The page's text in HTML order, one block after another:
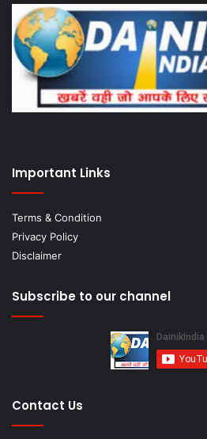
Important Links
Terms & Condition
Privacy Policy
Disclaimer
Subscribe to our channel
Contact Us